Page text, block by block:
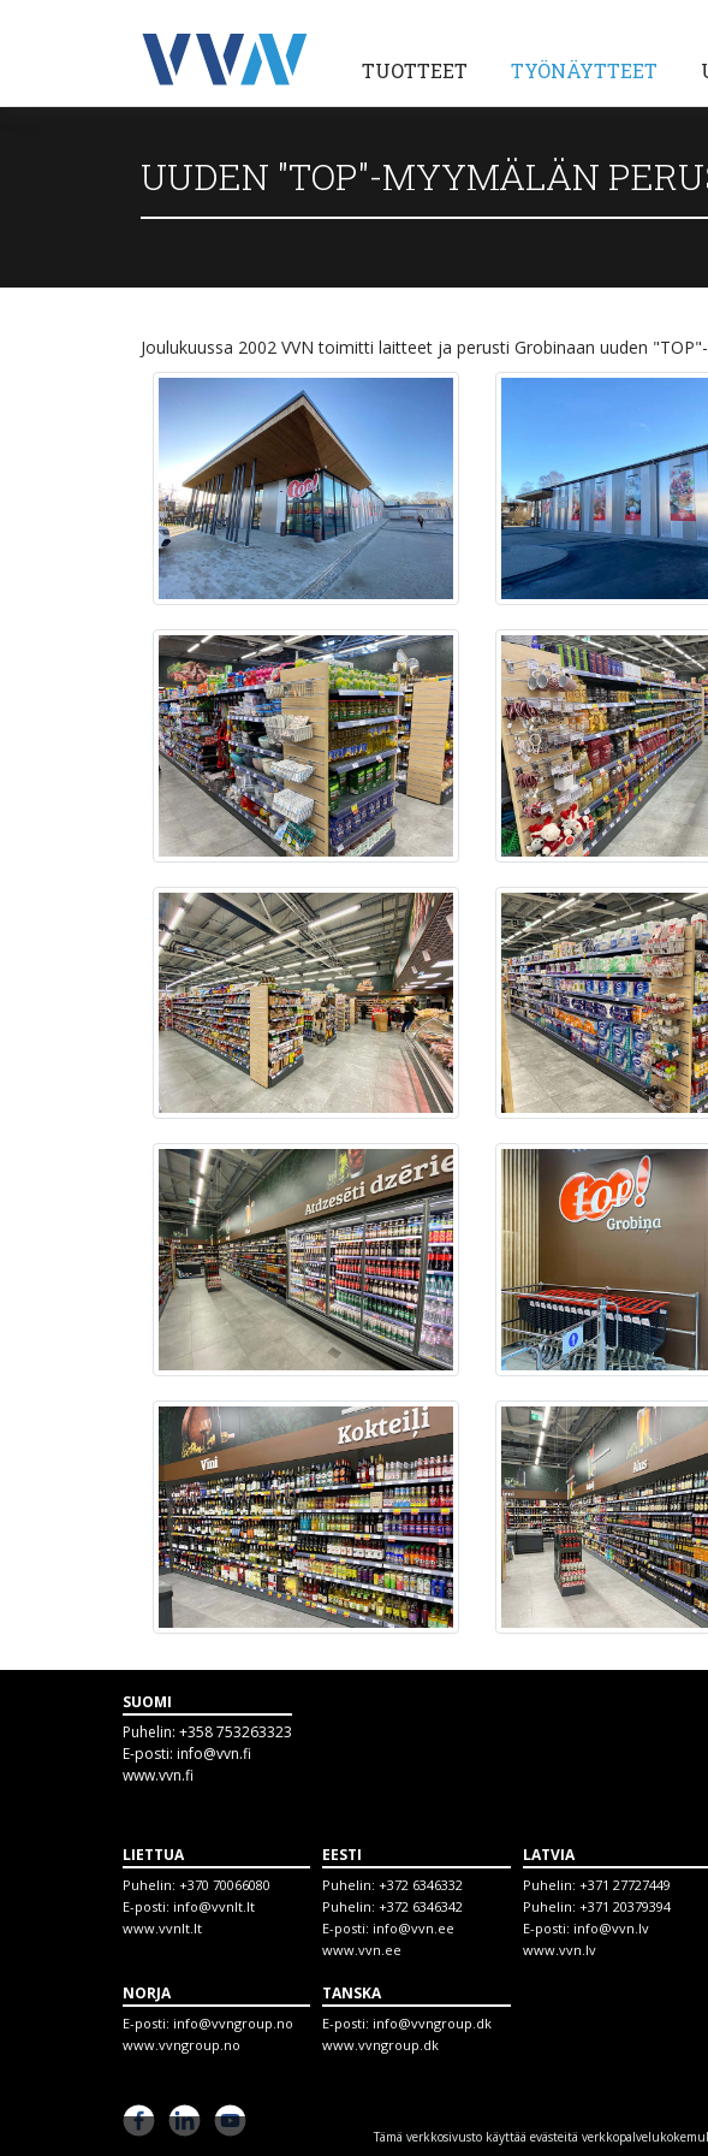
TUOTTEET TYÖNÄYTTEET
UUDEN "TOP"-MYYMÄLÄN
Joulukuussa 2002 VVN toimitti laitteet ja perusti Grobinaan uuden
SUOMI
Puhelin: +358 753263323
E-posti: info@vvn.fi
www.vvn.fi
LIETTUA
Puhelin: +370 70066080
E-posti: info@vvnlt.lt
www.vvnlt.lt
EESTI
Puhelin:+372 6346332
Puhelin:+372 6346342
E-posti: info@vvn.ee
www.vvn.ee
LATVIA
Puhelin: +371 27727449
Puhelin: +371 20379394
E-posti: info@vvn.lv
www.vvn.lv
NORJA
E-posti: info@vvngroup.no
www.vvngroup.no
TANSKA
E-posti: info@vvngroup.dk
www.vvngroup.dk
Tämä verkkosivusto käyttää evästeitä